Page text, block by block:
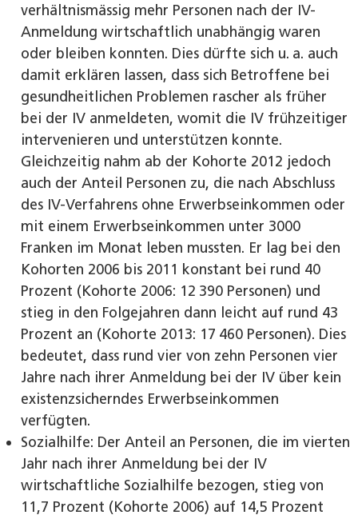
verhältnismässig mehr Personen nach der IV-
Anmeldung wirtschaftlich unabhängig waren
oder bleiben konnten. Dies dürfte sich u. a. auch
damit erklären lassen, dass sich Betroffene bei
gesundheitlichen Problemen rascher als früher
bei der IV anmeldeten, womit die IV frühzeitiger
intervenieren und unterstützen konnte.
Gleichzeitig nahm ab der Kohorte 2012 jedoch
auch der Anteil Personen zu, die nach Abschluss
des IV-Verfahrens ohne Erwerbseinkommen oder
mit einem Erwerbseinkommen unter 3000
Franken im Monat leben mussten. Er lag bei den
Kohorten 2006 bis 2011 konstant bei rund 40
Prozent (Kohorte 2006: 12 390 Personen) und
stieg in den Folgejahren dann leicht auf rund 43
Prozent an (Kohorte 2013: 17 460 Personen). Dies
bedeutet, dass rund vier von zehn Personen vier
Jahre nach ihrer Anmeldung bei der IV über kein
existenzsicherndes Erwerbseinkommen
verfügten.
Sozialhilfe: Der Anteil an Personen, die im vierten
Jahr nach ihrer Anmeldung bei der IV
wirtschaftliche Sozialhilfe bezogen, stieg von
11,7 Prozent (Kohorte 2006) auf 14,5 Prozent